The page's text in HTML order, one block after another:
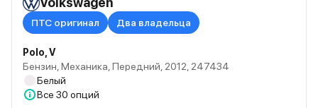
ПТС оригинал Два владельца
Polo, V
Бензин, Механика, Передний, 2012, 247434
Белый
Все 30 опций